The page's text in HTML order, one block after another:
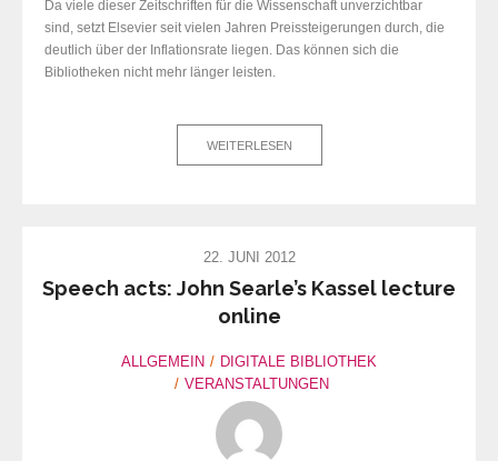
Da viele dieser Zeitschriften für die Wissenschaft unverzichtbar
sind, setzt Elsevier seit vielen Jahren Preissteigerungen durch, die
deutlich über der Inflationsrate liegen. Das können sich die
Bibliotheken nicht mehr länger leisten.
WEITERLESEN
22. JUNI 2012
Speech acts: John Searle’s Kassel lecture
online
ALLGEMEIN
DIGITALE BIBLIOTHEK
VERANSTALTUNGEN